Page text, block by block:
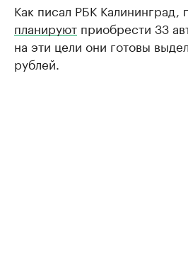
Как писал РБК Калининград,
планируют приобрести 33
на эти цели они готовы
рублей.